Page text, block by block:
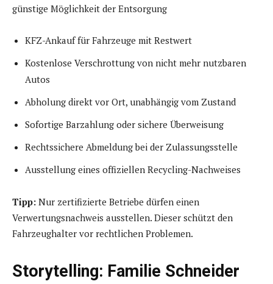
günstige Möglichkeit der Entsorgung
KFZ-Ankauf für Fahrzeuge mit Restwert
Kostenlose Verschrottung von nicht mehr nutzbaren
Autos
Abholung direkt vor Ort, unabhängig vom Zustand
Sofortige Barzahlung oder sichere Überweisung
Rechtssichere Abmeldung bei der Zulassungsstelle
Ausstellung eines offiziellen Recycling-Nachweises
Tipp: Nur zertifizierte Betriebe dürfen einen
Verwertungsnachweis ausstellen. Dieser schützt den
Fahrzeughalter vor rechtlichen Problemen.
Storytelling: Familie Schneider